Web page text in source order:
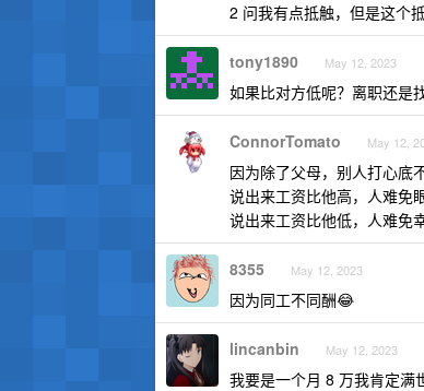
2 问我有点抵触，但是这个
tony1890 May 12, 2023
如果比对方低呢？离职还是
ConnorTomato May 12,
因为除了父母，别人打心底
说出来工资比他高，人难免
说出来工资比他低，人难免
8355 May 12, 2023
因为同工不同酬😂
lincanbin May 12, 2023
我要是一个月 8 万我肯定满